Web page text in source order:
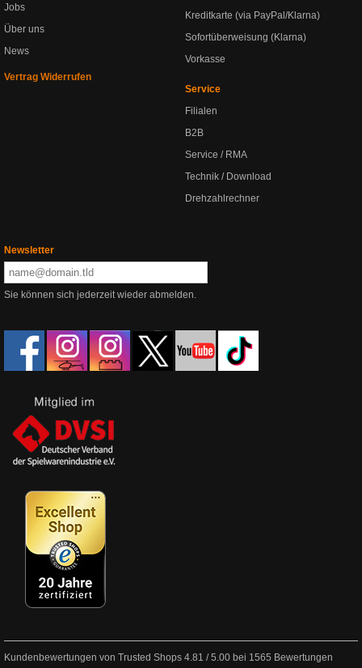
Jobs
Über uns
News
Vertrag Widerrufen
Kreditkarte (via PayPal/Klarna)
Sofortüberweisung (Klarna)
Vorkasse
Service
Filialen
B2B
Service / RMA
Technik / Download
Drehzahlrechner
Newsletter
Sie können sich jederzeit wieder abmelden.
Kundenbewertungen von Trusted Shops 4.81 /5.00 bei 1565 Bewertungen